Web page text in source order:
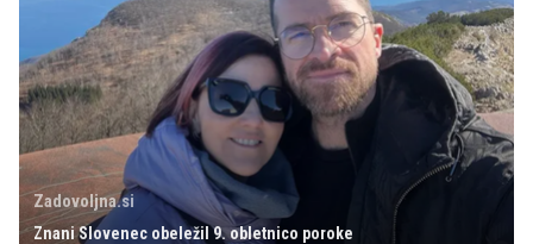
Zadovoljna.si
Znani Slovenec obeležil 9. obletnico poroke